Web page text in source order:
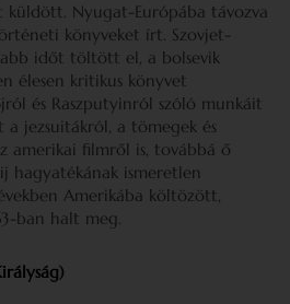
küldött. Nyugat-Európába távozva
könyveket írt. Szovjet-
időt töltött el, a bol­sevik
élesen kritikus könyvet
és Raszputyinról szóló munkáit
a jezsuitákról, a tömegek és
amerikai filmről is, továbbá ő
hagyatékának ismeretlen
Amerikába költözött,
ban halt meg.